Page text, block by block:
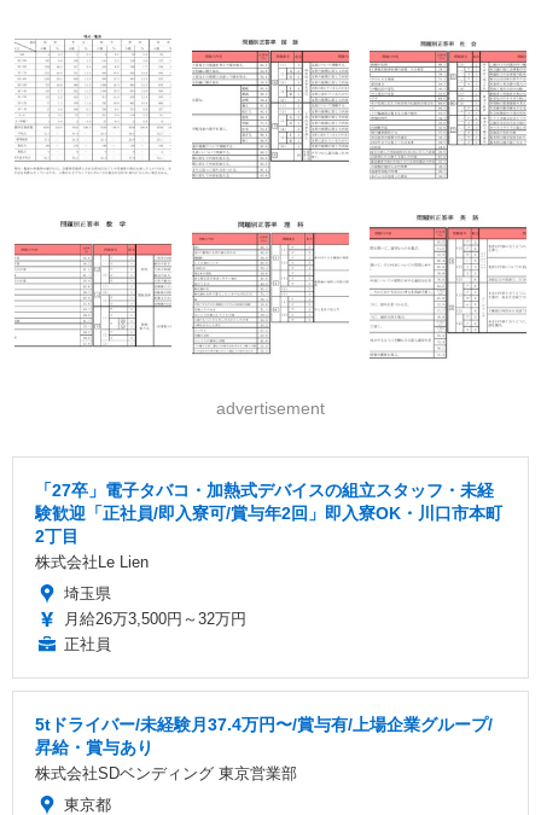
advertisement
「27卒」電子タバコ・加熱式デバイスの組立スタッフ・未経
験歓迎「正社員/即入寮可/賞与年2回」即入寮OK・川口市本町
2丁目
株式会社Le Lien
埼玉県
月給26万3,500円～32万円
正社員
5tドライバー/未経験月37.4万円〜/賞与有/上場企業グループ/
昇給・賞与あり
株式会社SDベンディング 東京営業部
東京都